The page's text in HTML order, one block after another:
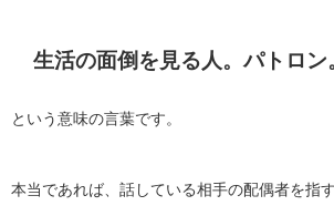
生活の面倒を見る人。パトロン
という意味の言葉です。
本当であれば、話している相手の配偶者を指す